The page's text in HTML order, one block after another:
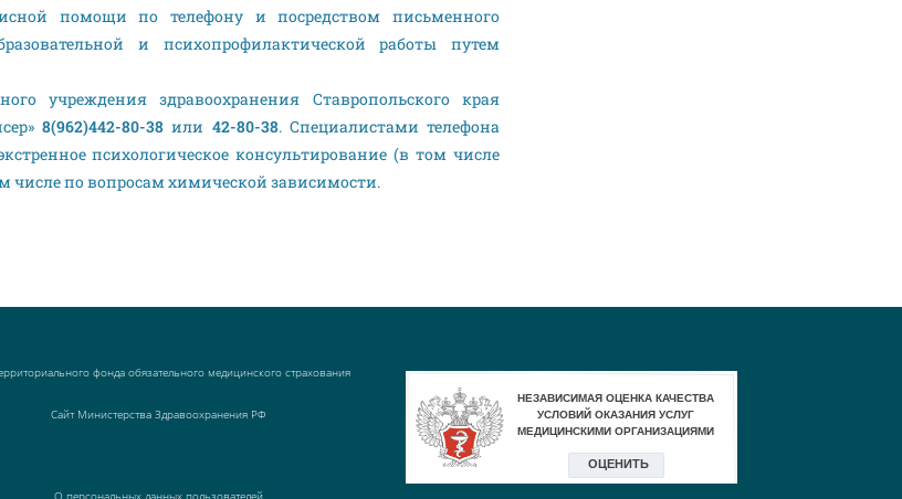
помощи по телефону и посредством письменного
и психопрофилактической работы путем
учреждения здравоохранения Ставропольского края
8(962)442-80-38 или 42-80-38. Специалистами телефона
психологическое консультирование (в том числе
числе по вопросам химической зависимости.
фонда обязательного медицинского страхования
Сайт Министерства Здравоохранения РФ
О персональных данных пользователей